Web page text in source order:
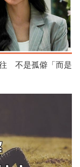
不是孤僻「而是